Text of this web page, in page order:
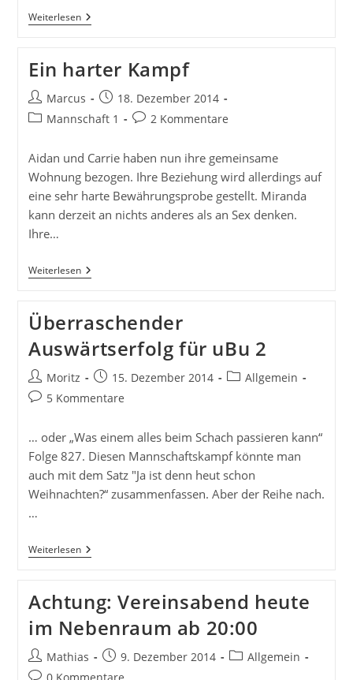
WeiterlesenFrohe
Weinachten!
Ein harter Kampf
Beitrags-
Autor:
Marcus
Beitrag
veröffentlicht:
18. Dezember 2014
Beitrags-
Mannschaft 1
Beitrags-
2 Kommentare
Aidan und Carrie haben nun ihre gemeinsame
Wohnung bezogen. Ihre Beziehung wird allerdings auf
eine sehr harte Bewährungsprobe gestellt. Miranda
kann derzeit an nichts anderes als an Sex denken.
Ihre…
WeiterlesenEin
Harter
Überraschender
Auswärtserfolg für uBu 2
Beitrags-
Autor:
Moritz
Beitrag
veröffentlicht:
15. Dezember 2014
Beitrags-
Allgemein
Beitrags-
5 Kommentare
… oder „Was einem alles beim Schach passieren kann“
Folge 827. Diesen Mannschaftskampf könnte man
auch mit dem Satz "Ja ist denn heut schon
Weihnachten?“ zusammenfassen. Aber der Reihe nach.
…
WeiterlesenÜberraschender
Auswärtserfolg
2
Achtung: Vereinsabend heute
im Nebenraum ab 20:00
Beitrags-
Autor:
Mathias
Beitrag
veröffentlicht:
9. Dezember 2014
Beitrags-
Allgemein
Beitrags-